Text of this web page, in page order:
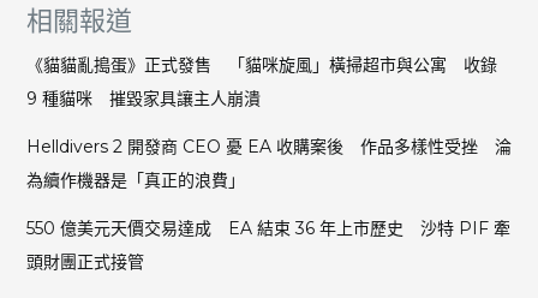
相關報道
《貓貓亂搗蛋》正式發售 「貓咪旋風」橫掃超市與公寓 收錄
9 種貓咪 摧毀家具讓主人崩潰
Helldivers 2 開發商 CEO 憂 EA 收購案後 作品多樣性受挫 淪
為續作機器是「真正的浪費」
550 億美元天價交易達成 EA 結束 36 年上市歷史 沙特 PIF 牽
頭財團正式接管